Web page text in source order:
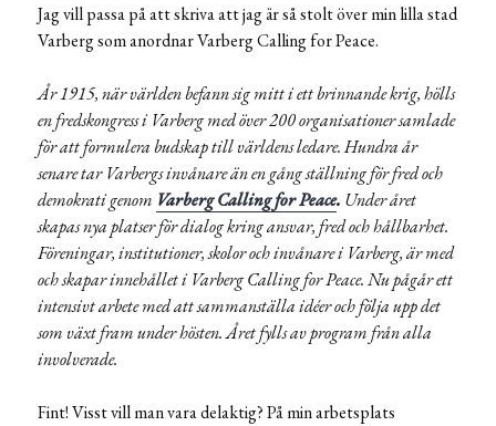
Jag vill passa på att skriva att jag är så stolt över min lilla stad
Varberg som anordnar Varberg Calling for Peace.
År 1915, när världen befann sig mitt i ett brinnande krig, hölls
en fredskongress i Varberg med över 200 organisationer samlade
för att formulera budskap till världens ledare. Hundra år
senare tar Varbergs invånare än en gång ställning för fred och
demokrati genom Varberg Calling for Peace. Under året
skapas nya platser för dialog kring ansvar, fred och hållbarhet.
Föreningar, institutioner, skolor och invånare i Varberg, är med
och skapar innehållet i Varberg Calling for Peace. Nu pågår ett
intensivt arbete med att sammanställa idéer och följa upp det
som växt fram under hösten. Året fylls av program från alla
involverade.
Fint! Visst vill man vara delaktig? På min arbetsplats